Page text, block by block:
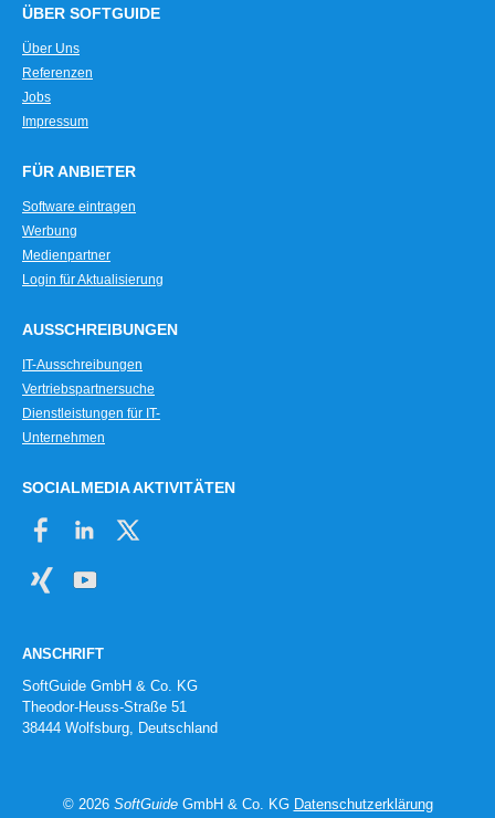
ÜBER SOFTGUIDE
Über Uns
Referenzen
Jobs
Impressum
FÜR ANBIETER
Software eintragen
Werbung
Medienpartner
Login für Aktualisierung
AUSSCHREIBUNGEN
IT-Ausschreibungen
Vertriebspartnersuche
Dienstleistungen für IT-
Unternehmen
SOCIALMEDIA AKTIVITÄTEN
ANSCHRIFT
SoftGuide GmbH & Co. KG
Theodor-Heuss-Straße 51
38444 Wolfsburg, Deutschland
© 2026 SoftGuideGmbH & Co. KG Datenschutzerklärung